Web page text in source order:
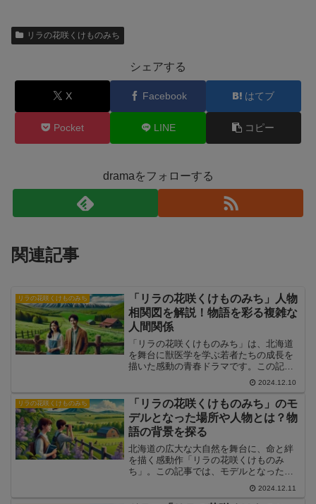
リラの花咲くけものみち
シェアする
X Facebook はてブ
Pocket LINE コピー
dramaをフォローする
関連記事
リラの花咲くけものみち
「リラの花咲くけものみち」人物
相関図を解説！物語を彩る複雑な
人間関係
「リラの花咲くけものみち」は、北海道
を舞台に獣医学を学ぶ若者たちの成長を
描いた感動の青春ドラマです。この記事
では、登場人物相関図をもとに、主要キ
ャラクター同士の関係性や物語での役割
を徹底解説します。
2024.12.10
リラの花咲くけものみち
「リラの花咲くけものみち」のモ
デルとなった場所や人物とは？物
語の背景を探る
北海道の広大な大自然を舞台に、命と絆
を描く感動作「リラの花咲くけものみ
ち」。この記事では、モデルとなった場
所や人物、物語の背景について詳しく探
ります。フィクションでありながらリア
2024.12.11